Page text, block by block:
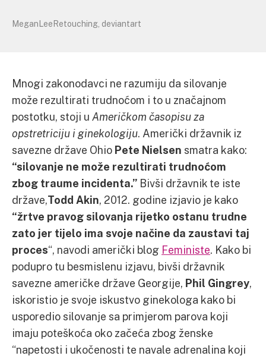
MeganLeeRetouching, deviantart
Mnogi zakonodavci ne razumiju da silovanje
može rezultirati trudnoćom i to u značajnom
postotku, stoji u Američkom časopisu za
opstretriciju i ginekologiju. Američki državnik iz
savezne države Ohio Pete Nielsen smatra kako:
“silovanje ne može rezultirati trudnoćom
zbog traume incidenta.” Bivši državnik te iste
države,Todd Akin, 2012. godine izjavio je kako
“žrtve pravog silovanja rijetko ostanu trudne
zato jer tijelo ima svoje načine da zaustavi taj
proces“, navodi američki blog Feministe. Kako bi
podupro tu besmislenu izjavu, bivši državnik
savezne američke države Georgije, Phil Gingrey,
iskoristio je svoje iskustvo ginekologa kako bi
usporedio silovanje sa primjerom parova koji
imaju poteškoća oko začeća zbog ženske
“napetosti i ukočenosti te navale adrenalina koji